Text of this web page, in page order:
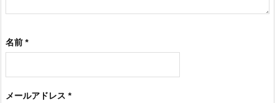
名前 *
メールアドレス *